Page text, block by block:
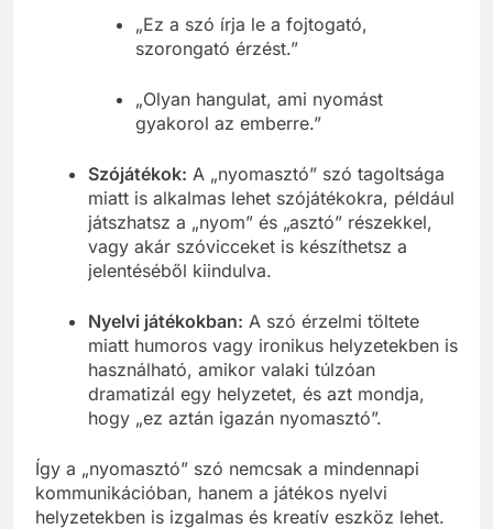
„Ez a szó írja le a fojtogató,
szorongató érzést.”
„Olyan hangulat, ami nyomást
gyakorol az emberre.”
Szójátékok: A „nyomasztó” szó tagoltsága
miatt is alkalmas lehet szójátékokra, például
játszhatsz a „nyom” és „asztó” részekkel,
vagy akár szóvicceket is készíthetsz a
jelentéséből kiindulva.
Nyelvi játékokban: A szó érzelmi töltete
miatt humoros vagy ironikus helyzetekben is
használható, amikor valaki túlzóan
dramatizál egy helyzetet, és azt mondja,
hogy „ez aztán igazán nyomasztó”.
Így a „nyomasztó” szó nemcsak a mindennapi
kommunikációban, hanem a játékos nyelvi
helyzetekben is izgalmas és kreatív eszköz lehet.